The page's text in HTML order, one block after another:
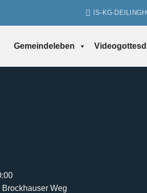
IS-KG-
Gemeindeleben
Weg